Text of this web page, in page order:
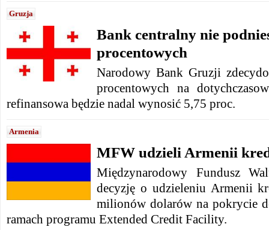
Gruzja
Bank centralny nie
procentowych
Narodowy Bank Gruzji
procentowych na
refinansowa będzie nadal wynosić 5,75 proc.
Armenia
MFW udzieli Armenii
Międzynarodowy Fundusz
decyzję o udzieleniu Armenii
milionów dolarów na pokrycie
ramach programu Extended Credit Facility.